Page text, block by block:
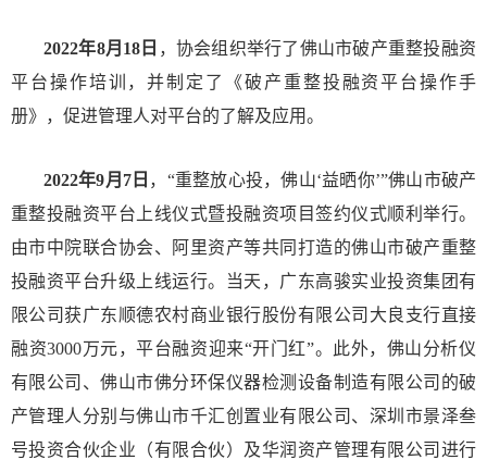
2022年8月18日 ，协会组织举行了佛山市破产重整投融资
平台操作培训，并制定了《破产重整投融资平台操作手
册》，促进管理人对平台的了解及应用。
2022年9月7日 ，“重整放心投，佛山‘益晒你’”佛山市破产
重整投融资平台上线仪式暨投融资项目签约仪式顺利举行。
由市中院联合协会、阿里资产等共同打造的佛山市破产重整
投融资平台升级上线运行。当天，广东高骏实业投资集团有
限公司获广东顺德农村商业银行股份有限公司大良支行直接
融资3000万元，平台融资迎来“开门红”。此外，佛山分析仪
有限公司、佛山市佛分环保仪器检测设备制造有限公司的破
产管理人分别与佛山市千汇创置业有限公司、深圳市景泽叁
号投资合伙企业（有限合伙）及华润资产管理有限公司进行